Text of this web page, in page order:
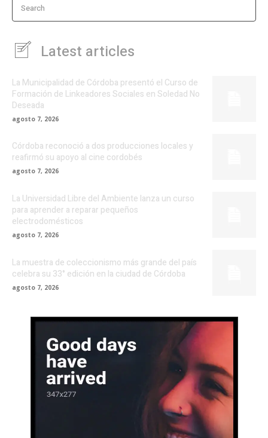
Search
Latest articles
La Municipalidad de Córdoba presentó el Curso de
Formación de Linkeadores Sociales en Soledad No
Deseada
agosto 7, 2026
Córdoba reconoció a dos producciones locales y
reafirmó su apoyo al cine cordobés
agosto 7, 2026
La Universidad Libre del Ambiente lanza un curso
para aprender a reparar pequeños
electrodomésticos
agosto 7, 2026
La muestra de coleccionismo más grande del país
celebra su 33° edición en la ciudad de Córdoba
agosto 7, 2026